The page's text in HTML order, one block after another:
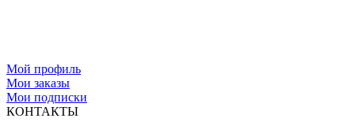
Мой профиль
Мои заказы
Мои подписки
КОНТАКТЫ